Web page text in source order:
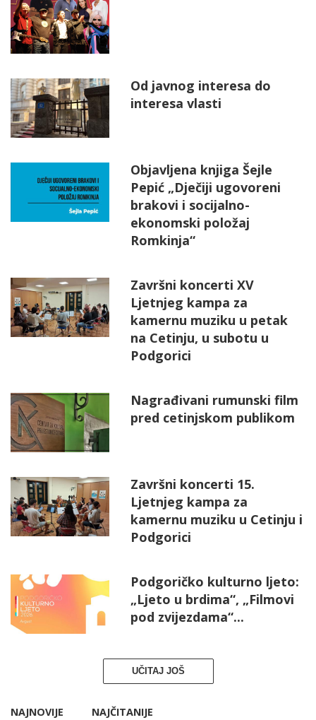
Od javnog interesa do
interesa vlasti
Objavljena knjiga Šejle
Pepić „Dječiji ugovoreni
brakovi i socijalno-
ekonomski položaj
Romkinja“
Završni koncerti XV
Ljetnjeg kampa za
kamernu muziku u petak
na Cetinju, u subotu u
Podgorici
Nagrađivani rumunski film
pred cetinjskom publikom
Završni koncerti 15.
Ljetnjeg kampa za
kamernu muziku u Cetinju i
Podgorici
Podgoričko kulturno ljeto:
„Ljeto u brdima“, „Filmovi
pod zvijezdama“...
UČITAJ JOŠ
NAJNOVIJE NAJČITANIJE